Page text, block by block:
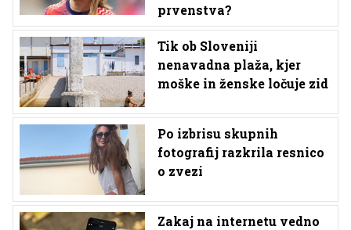
prvenstva?
Tik ob Sloveniji
nenavadna plaža, kjer
moške in ženske ločuje zid
Po izbrisu skupnih
fotografij razkrila resnico
o zvezi
Zakaj na internetu vedno